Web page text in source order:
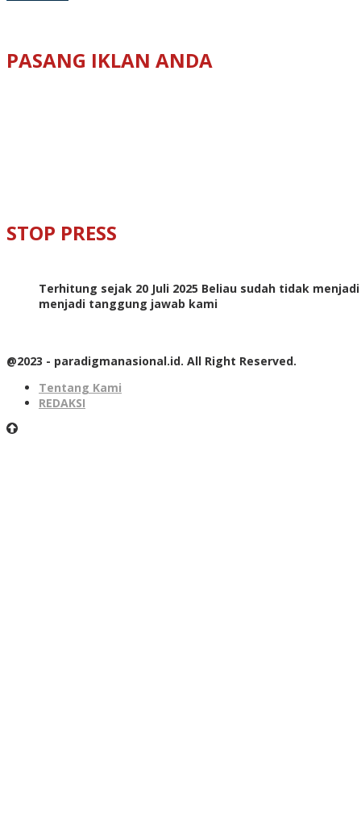
PASANG IKLAN ANDA
STOP PRESS
Terhitung sejak 20 Juli 2025 Beliau sudah tidak
menjadi tanggung jawab kami
@2023 - paradigmanasional.id. All Right Reserved.
Tentang Kami
REDAKSI